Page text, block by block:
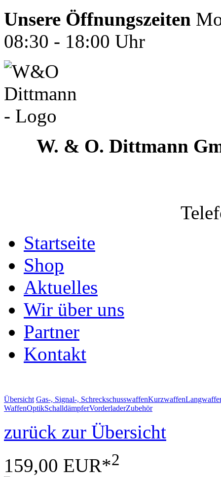
Unsere Öffnungszeiten
08:30 - 18:00 Uhr
W. & O. Dittmann
Startseite
Shop
Aktuelles
Wir über uns
Partner
Kontakt
Übersicht Gas-, Signal-, SchreckschusswaffenKurzwaffen
WaffenOptikSchalldämpferVorderladerZubehör
zurück zur Übersicht
159,00 EUR*2